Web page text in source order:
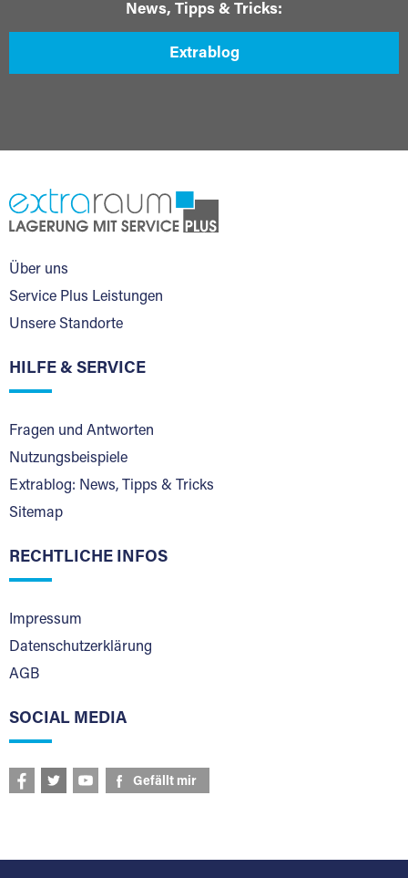
News, Tipps & Tricks:
Extrablog
Über uns
Service Plus Leistungen
Unsere Standorte
HILFE & SERVICE
Fragen und Antworten
Nutzungsbeispiele
Extrablog: News, Tipps & Tricks
Sitemap
RECHTLICHE INFOS
Impressum
Datenschutzerklärung
AGB
SOCIAL MEDIA
Gefällt mir